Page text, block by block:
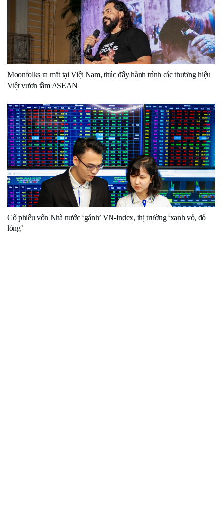
Moonfolks ra mắt tại Việt Nam, thúc đẩy hành trình các thương hiệu
Việt vươn tầm ASEAN
Cổ phiếu vốn Nhà nước ‘gánh’ VN-Index, thị trường ‘xanh vỏ, đỏ
lòng’